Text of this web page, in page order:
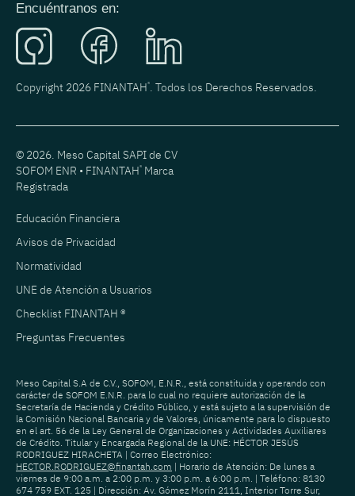
Encuéntranos en:
Copyright 2026 FINANTAH®. Todos los Derechos Reservados.
© 2026. Meso Capital SAPI de CV
SOFOM ENR • FINANTAH® Marca
Registrada
Educación Financiera
Avisos de Privacidad
Normatividad
UNE de Atención a Usuarios
Checklist FINANTAH ®
Preguntas Frecuentes
Meso Capital S.A de C.V., SOFOM, E.N.R., está constituida y operando con
carácter de SOFOM E.N.R. para lo cual no requiere autorización de la
Secretaría de Hacienda y Crédito Público, y está sujeto a la supervisión de
la Comisión Nacional Bancaria y de Valores, únicamente para lo dispuesto
en el art. 56 de la Ley General de Organizaciones y Actividades Auxiliares
de Crédito. Titular y Encargada Regional de la UNE: HÉCTOR JESÚS
RODRIGUEZ HIRACHETA | Correo Electrónico:
HECTOR.RODRIGUEZ@finantah.com | Horario de Atención: De lunes a
viernes de 9:00 a.m. a 2:00 p.m. y 3:00 p.m. a 6:00 p.m. | Teléfono: 8130
674 759 EXT. 125 | Dirección: Av. Gómez Morín 2111, Interior Torre Sur,